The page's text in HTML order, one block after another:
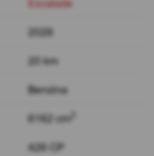
Escalade
2026
20 km
Benzina
6162 cm
426 CP